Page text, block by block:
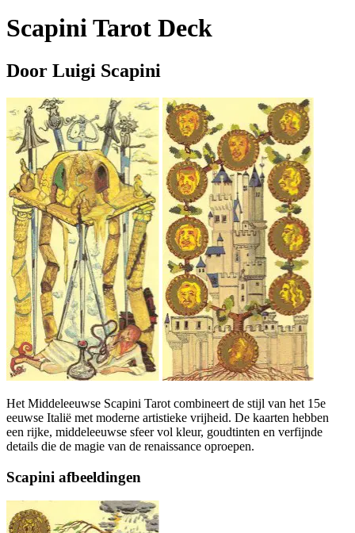
Scapini Tarot Deck
Door Luigi Scapini
Het Middeleeuwse Scapini Tarot combineert de stijl van het 15e
eeuwse Italië met moderne artistieke vrijheid. De kaarten hebben
een rijke, middeleeuwse sfeer vol kleur, goudtinten en verfijnde
details die de magie van de renaissance oproepen.
Scapini afbeeldingen